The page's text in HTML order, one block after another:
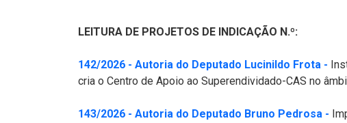
LEITURA DE PROJETOS DE INDICAÇÃO N.º:
142/2026 - Autoria do Deputado Lucinildo Frota -
cria o Centro de Apoio ao Superendividado-CAS no
143/2026 - Autoria do Deputado Bruno Pedrosa -